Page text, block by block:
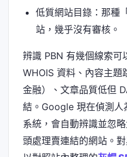
低質網站目錄：那種
站，幾乎沒有審核。
辨識 PBN 有幾個線索可
WHOIS 資料、內容主
金融）、文章品質低但
結。Google 現在偵測
系統，會自動辨識並忽
頭處理賣連結的網站。